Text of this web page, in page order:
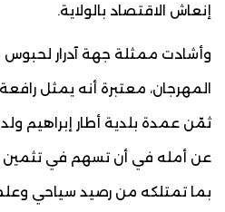
إنعاش الاقتصاد بالولاية.
وأشادت ممثلة جهة آدرار
المهرجان، معتبرة أنه يمثل
ثمّن عمدة بلدية أطار إبراهيم ولد
عن أمله في أن تسهم في تثمين
بما تمتلكه من رصيد سياحي